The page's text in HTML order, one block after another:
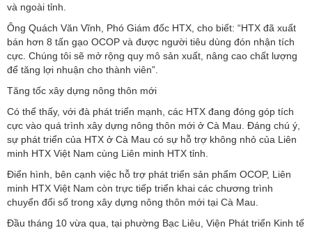
và ngoài tỉnh.
Ông Quách Văn Vĩnh, Phó Giám đốc HTX, cho biết: “HTX đã xuất
bán hơn 8 tấn gạo OCOP và được người tiêu dùng đón nhận tích
cực. Chúng tôi sẽ mở rộng quy mô sản xuất, nâng cao chất lượng
để tăng lợi nhuận cho thành viên”.
Tăng tốc xây dựng nông thôn mới
Có thể thấy, với đà phát triển mạnh, các HTX đang đóng góp tích
cực vào quá trình xây dựng nông thôn mới ở Cà Mau. Đáng chú ý,
sự phát triển của HTX ở Cà Mau có sự hỗ trợ không nhỏ của Liên
minh HTX Việt Nam cùng Liên minh HTX tỉnh.
Điển hình, bên cạnh việc hỗ trợ phát triển sản phẩm OCOP, Liên
minh HTX Việt Nam còn trực tiếp triển khai các chương trình
chuyển đổi số trong xây dựng nông thôn mới tại Cà Mau.
Đầu tháng 10 vừa qua, tại phường Bạc Liêu, Viện Phát triển Kinh tế